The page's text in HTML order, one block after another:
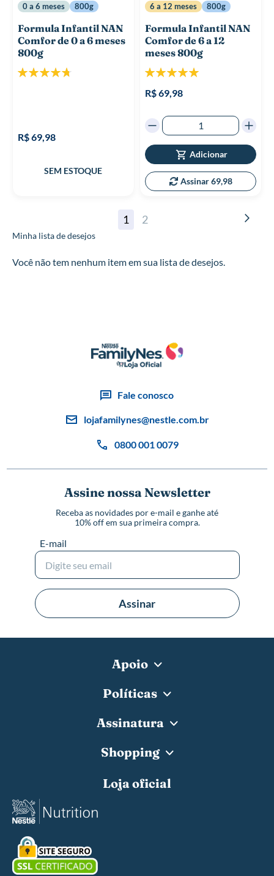
0 a 6 meses 800g
Formula Infantil NAN
Comfor de 0 a 6 meses
800g
Classificação:
R$ 69,98
6 a 12 meses 800g
Formula Infantil NAN
Comfor de 6 a 12
meses 800g
Classificação:
R$ 69,98
Adicionar
Assinar 69,98
Página
Você
lendo
1 Página
2
Minha lista de desejos
Você não tem nenhum item em sua lista de desejos.
Fale conosco
lojafamilynes@nestle.com.br
0800 001 0079
Assine nossa Newsletter
Receba as novidades por e-mail e ganhe até
10% off em sua primeira compra.
E-mail
Assinar
Apoio
Políticas
Assinatura
Shopping
Loja oficial